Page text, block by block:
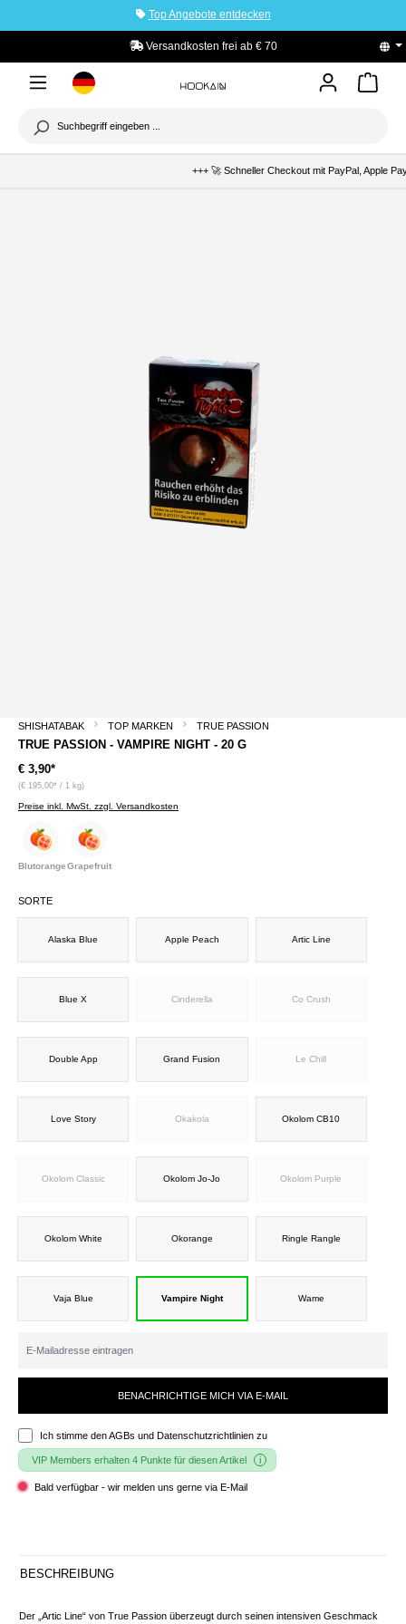
Top Angebote entdecken
PayPal Käuferschutz
+++ 🚀 Schneller Checkout mit PayPal, Apple
SHISHATABAK TOP MARKEN TRUE PASSION
TRUE PASSION - VAMPIRE NIGHT - 20 G
€ 3,90*
(€ 195,00* / 1 kg)
Preise inkl. MwSt. zzgl. Versandkosten
BlutorangeGrapefruit
SORTE
Alaska Blue Apple Peach Artic Line
Blue X Cinderella Co Crush
Double App Grand Fusion Le Chill
Love Story Okakola Okolom CB10
Okolom Classic Okolom Jo-Jo Okolom Purple
Okolom White Okorange Ringle Rangle
Vaja Blue Vampire Night Wame
BENACHRICHTIGE MICH VIA E-MAIL
Ich stimme denAGBs und Datenschutzrichtlinien zu
VIP Members erhalten 4 Punkte für diesen Artikel
Bald verfügbar - wir melden uns gerne via E-Mail
BESCHREIBUNG
Der „Artic Line“ von True Passion überzeugt durch seinen intensiven Geschmack